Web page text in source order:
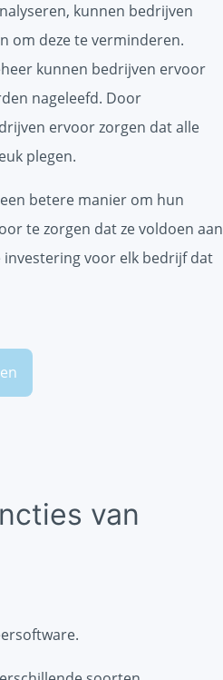
kunnen bedrijven
om deze te verminderen.
kunnen bedrijven ervoor
nageleefd. Door
ervoor zorgen dat alle
plegen.
betere manier om hun
te zorgen dat ze voldoen aan
voor elk bedrijf dat
van